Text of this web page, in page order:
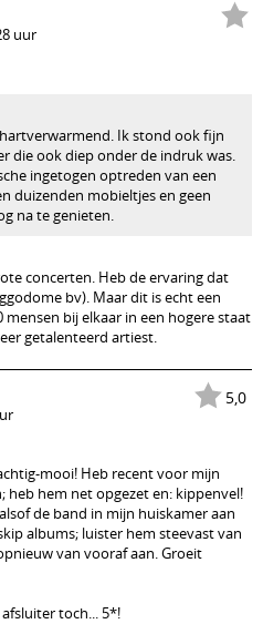
uur
Ik stond ook fijn
die ook diep onder de indruk was.
ingetogen optreden van een
duizenden mobieltjes en geen
na te genieten.
concerten. Heb de ervaring dat
bv). Maar dit is echt een
bij elkaar in een hogere staat
getalenteerd artiest.
5,0
mooi! Heb recent voor mijn
heb hem net opgezet en: kippenvel!
de band in mijn huiskamer aan
albums; luister hem steevast van
van vooraf aan. Groeit
toch... 5*!